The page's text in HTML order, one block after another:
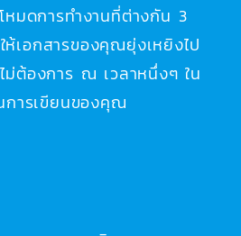
โหมดการทำงานที่ต่างกัน 3
ห้เอกสารของคุณยุ่งเหยิงไป
ต้องการ ณ เวลาหนึ่งๆ ใน
การเขียนของคุณ